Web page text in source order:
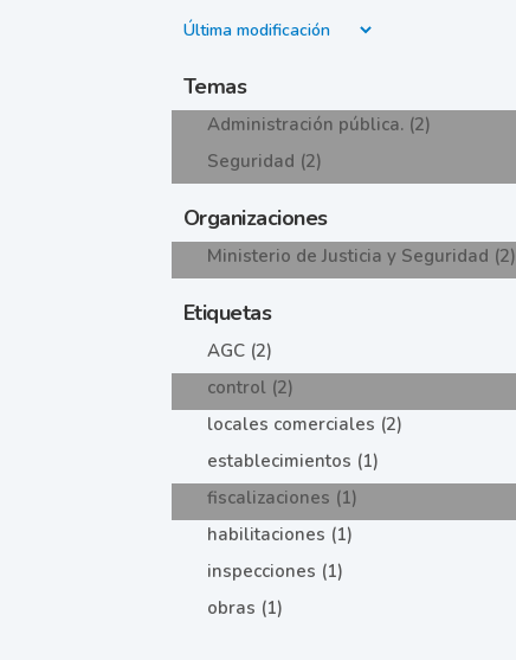
Temas
Administración pública. (2)
Seguridad (2)
Organizaciones
Ministerio de Justicia y Seguridad (2)
Etiquetas
AGC (2)
control (2)
locales comerciales (2)
establecimientos (1)
fiscalizaciones (1)
habilitaciones (1)
inspecciones (1)
obras (1)